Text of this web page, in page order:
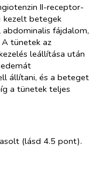
II-receptor-
betegek
fájdalom,
A tünetek az
leállítása után
állítani, és a beteget
a tünetek teljes
(lásd 4.5 pont).